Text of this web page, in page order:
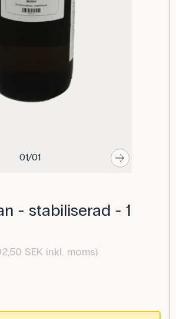
01/01
- stabiliserad - 1
SEK inkl. moms)